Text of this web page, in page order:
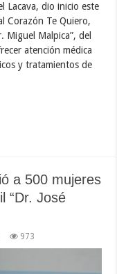
Lacava, dio inicio este
Corazón Te Quiero,
Miguel Malpica”, del
atención médica
y tratamientos de
a 500 mujeres
“Dr. José
973